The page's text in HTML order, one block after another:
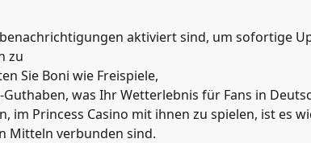
aktiviert sind, um sofortige
zu
Sie Boni wie Freispiele,
was Ihr Wetterlebnis für Fans in
im Princess Casino mit ihnen zu spielen, ist es
Mitteln verbunden sind.